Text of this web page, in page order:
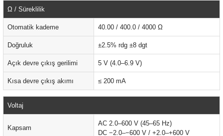
CİHAZI
CİHAZLARI
Ω / Süreklilik
Otomatik kademe 40.00 / 400.0 / 4000 Ω
Doğruluk ±2.5% rdg ±8 dgt
Açık devre çıkış gerilimi 5 V (4.0–6.9 V)
Kısa devre çıkış akımı ≤ 200 mA
Voltaj
Kapsam
AC 2.0–600 V (45–65 Hz)
DC −2.0–−600 V / +2.0–+600 V